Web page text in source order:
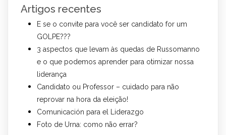
Artigos recentes
E se o convite para você ser candidato for um
GOLPE???
3 aspectos que levam às quedas de Russomanno
e o que podemos aprender para otimizar nossa
liderança
Candidato ou Professor – cuidado para não
reprovar na hora da eleição!
Comunicación para el Liderazgo
Foto de Urna: como não errar?